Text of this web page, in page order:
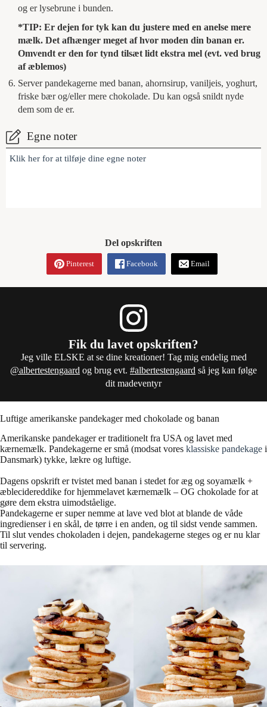
og er lysebrune i bunden.
*TIP: Er dejen for tyk kan du justere med en anelse mere
mælk. Det afhænger meget af hvor moden din banan er.
Omvendt er den for tynd tilsæt lidt ekstra mel (evt. ved brug
af æblemos)
Server pandekagerne med banan, ahornsirup, vaniljeis, yoghurt,
friske bær og/eller mere chokolade. Du kan også snildt nyde
dem som de er.
Egne noter
Klik her for at tilføje dine egne noter
Del opskriften
Pinterest Facebook Email
Fik du lavet opskriften?
Jeg ville ELSKE at se dine kreationer! Tag mig endelig med
@albertestengaard og brug evt. #albertestengaard så jeg kan følge
dit madeventyr
Luftige amerikanske pandekager med chokolade og banan
Amerikanske pandekager er traditionelt fra USA og lavet med
kærnemælk. Pandekagerne er små (modsat vores klassiske pandekage i
Dansmark) tykke, lækre og luftige.
Dagens opskrift er tvistet med banan i stedet for æg og soyamælk +
æblecidereddike for hjemmelavet kærnemælk – OG chokolade for at
gøre dem ekstra uimodståelige.
Pandekagerne er super nemme at lave ved blot at blande de våde
ingredienser i en skål, de tørre i en anden, og til sidst vende sammen.
Til slut vendes chokoladen i dejen, pandekagerne steges og er nu klar
til servering.